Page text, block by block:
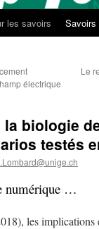
les savoirs
électrique
Le
biologie
testés
numérique …
les implications